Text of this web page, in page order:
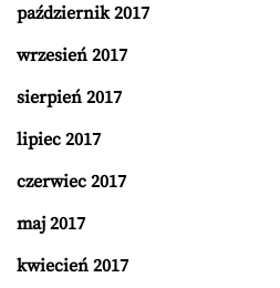
październik 2017
wrzesień 2017
sierpień 2017
lipiec 2017
czerwiec 2017
maj 2017
kwiecień 2017